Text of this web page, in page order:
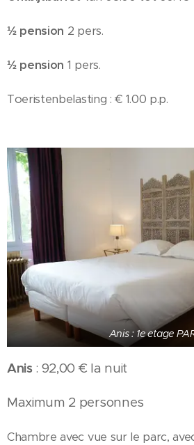
½ pension 2 pers.
½ pension 1 pers.
Toeristenbelasting : € 1.00 p.p.
Anis : 1e etage
Anis : 92,00 € la nuit
Maximum 2 personnes
Chambre avec vue sur le parc,